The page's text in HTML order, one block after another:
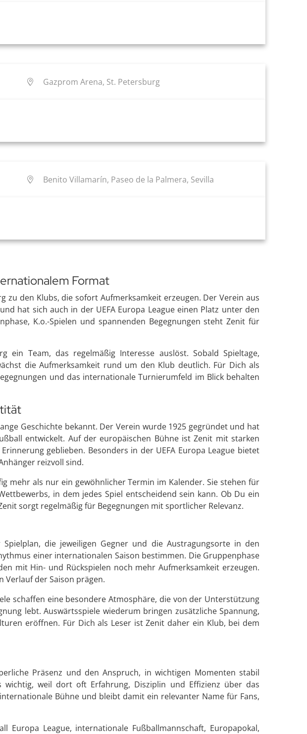
Gazprom Arena, St. Petersburg
Benito Villamarín, Paseo de la Palmera, Sevilla
Format
den Klubs, die sofort Aufmerksamkeit erzeugen. Der Verein aus
hat sich auch in der UEFA Europa League einen Platz unter den
K.o.-Spielen und spannenden Begegnungen steht Zenit für
Team, das regelmäßig Interesse auslöst. Sobald Spieltage,
die Aufmerksamkeit rund um den Klub deutlich. Für Dich als
und das internationale Turnierumfeld im Blick behalten
Geschichte bekannt. Der Verein wurde 1925 gegründet und hat
entwickelt. Auf der europäischen Bühne ist Zenit mit starken
geblieben. Besonders in der UEFA Europa League bietet
reizvoll sind.
mehr als nur ein gewöhnlicher Termin im Kalender. Sie stehen für
in dem jedes Spiel entscheidend sein kann. Ob Du ein
sorgt regelmäßig für Begegnungen mit sportlicher Relevanz.
die jeweiligen Gegner und die Austragungsorte in den
einer internationalen Saison bestimmen. Die Gruppenphase
mit Hin- und Rückspielen noch mehr Aufmerksamkeit erzeugen.
Verlauf der Saison prägen.
schaffen eine besondere Atmosphäre, die von der Unterstützung
lebt. Auswärtsspiele wiederum bringen zusätzliche Spannung,
eröffnen. Für Dich als Leser ist Zenit daher ein Klub, bei dem
Präsenz und den Anspruch, in wichtigen Momenten stabil
wichtig, weil dort oft Erfahrung, Disziplin und Effizienz über das
Bühne und bleibt damit ein relevanter Name für Fans,
League, internationale Fußballmannschaft, Europapokal,